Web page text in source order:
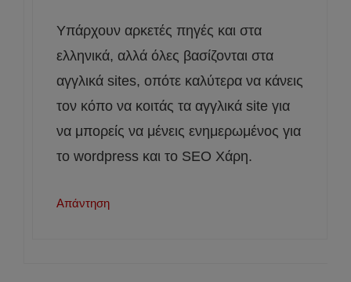
Υπάρχουν αρκετές πηγές και στα
ελληνικά, αλλά όλες βασίζονται στα
αγγλικά sites, οπότε καλύτερα να κάνεις
τον κόπο να κοιτάς τα αγγλικά site για
να μπορείς να μένεις ενημερωμένος για
το wordpress και το SEO Χάρη.
Απάντηση